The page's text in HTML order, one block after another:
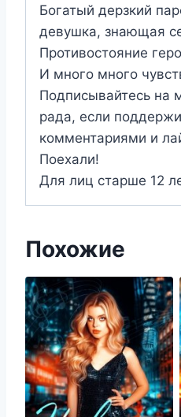
Богатый дерзкий
девушка, знающая
Противостояние
И много много
Подписывайтесь на
рада, если
комментариями и
Поехали!
Для лиц старше 12
Похожие